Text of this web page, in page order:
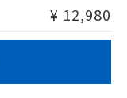
¥ 12,980